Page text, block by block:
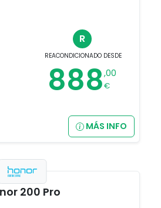
R
REACONDICIONADO DESDE
888,00
€
MÁS INFO
200 Pro